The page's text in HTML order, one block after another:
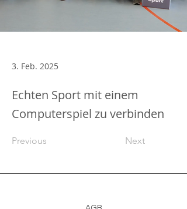
3. Feb. 2025
Echten Sport mit einem
Computerspiel zu verbinden
Previous Next